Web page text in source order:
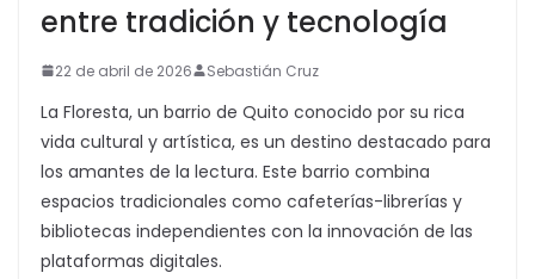
entre tradición y tecnología
22 de abril de 2026 Sebastián Cruz
La Floresta, un barrio de Quito conocido por su rica
vida cultural y artística, es un destino destacado para
los amantes de la lectura. Este barrio combina
espacios tradicionales como cafeterías-librerías y
bibliotecas independientes con la innovación de las
plataformas digitales.